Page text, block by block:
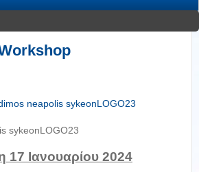
sykeonLOGO23
17 Ιανουαρίου 2024